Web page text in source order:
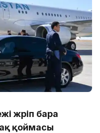
жүріп бара
қоймасы